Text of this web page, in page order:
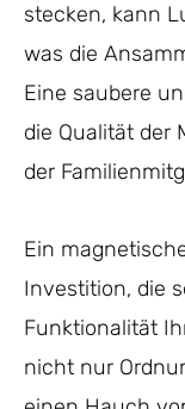
stecken, kann
was die
Eine saubere
die Qualität der
der
Ein
Investition, die
Funktionalität
nicht nur